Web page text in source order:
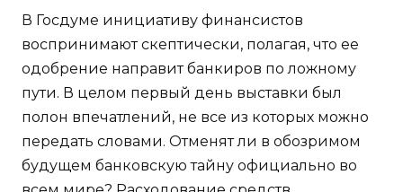
В Госдуме инициативу финансистов
воспринимают скептически, полагая, что ее
одобрение направит банкиров по ложному
пути. В целом первый день выставки был
полон впечатлений, не все из которых можно
передать словами. Отменят ли в обозримом
будущем банковскую тайну официально во